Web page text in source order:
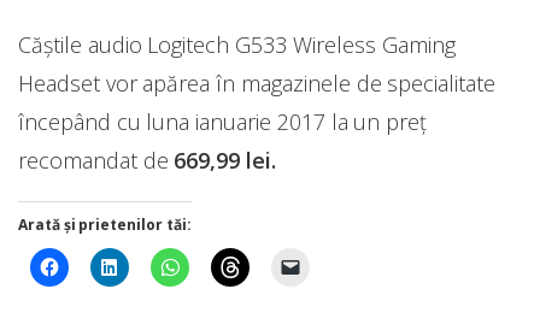
Căștile audio Logitech G533 Wireless Gaming
Headset vor apărea în magazinele de specialitate
începând cu luna ianuarie 2017 la un preț
recomandat de 669,99 lei.
Arată și prietenilor tăi: